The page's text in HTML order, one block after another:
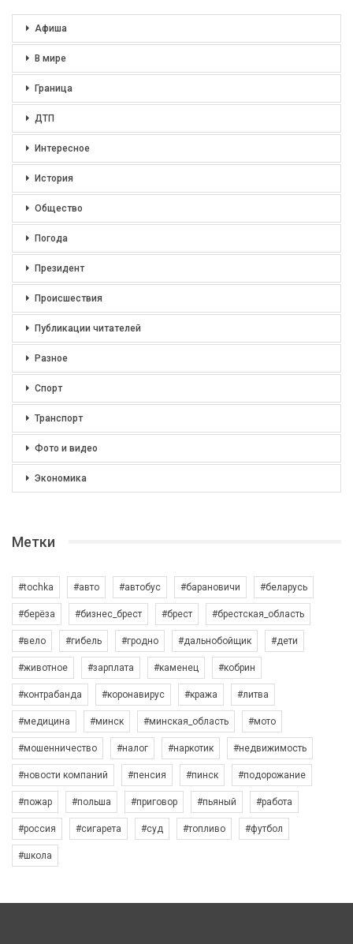
Афиша
В мире
Граница
ДТП
Интересное
История
Общество
Погода
Президент
Происшествия
Публикации читателей
Разное
Спорт
Транспорт
Фото и видео
Экономика
Метки
#tochka #авто #автобус #барановичи #беларусь
#берёза #бизнес_брест #брест #брестская_область
#вело #гибель #гродно #дальнобойщик #дети
#животное #зарплата #каменец #кобрин
#контрабанда #коронавирус #кража #литва
#медицина #минск #минская_область #мото
#мошенничество #налог #наркотик #недвижимость
#новости компаний #пенсия #пинск #подорожание
#пожар #польша #приговор #пьяный #работа
#россия #сигарета #суд #топливо #футбол
#школа